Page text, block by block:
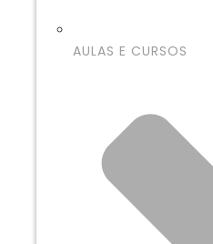
AULAS E CURSOS